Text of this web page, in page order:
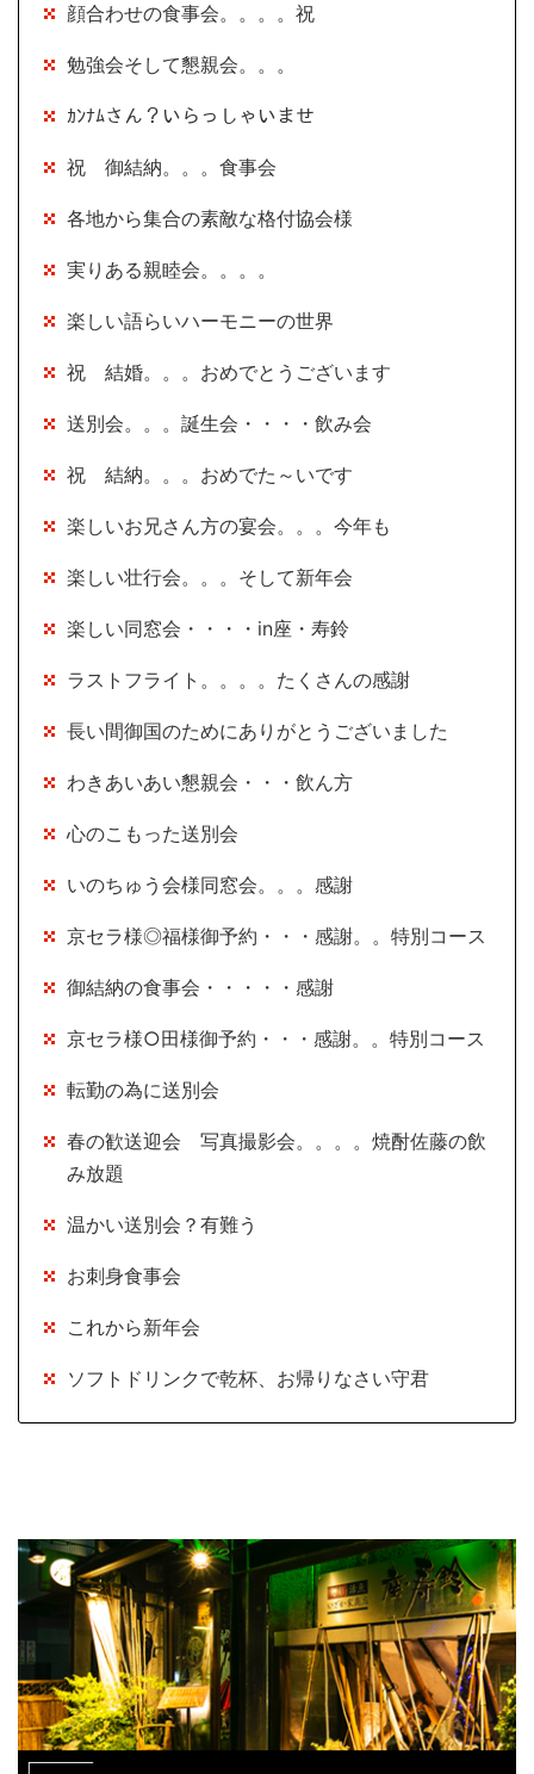
顔合わせの食事会。。。。祝
勉強会そして懇親会。。。
ｶﾝﾅﾑさん？いらっしゃいませ
祝 御結納。。。食事会
各地から集合の素敵な格付協会様
実りある親睦会。。。。
楽しい語らいハーモニーの世界
祝 結婚。。。おめでとうございます
送別会。。。誕生会・・・・飲み会
祝 結納。。。おめでた～いです
楽しいお兄さん方の宴会。。。今年も
楽しい壮行会。。。そして新年会
楽しい同窓会・・・・in座・寿鈴
ラストフライト。。。。たくさんの感謝
長い間御国のためにありがとうございました
わきあいあい懇親会・・・飲ん方
心のこもった送別会
いのちゅう会様同窓会。。。感謝
京セラ様◎福様御予約・・・感謝。。特別コース
御結納の食事会・・・・・感謝
京セラ様○田様御予約・・・感謝。。特別コース
転勤の為に送別会
春の歓送迎会 写真撮影会。。。。焼酎佐藤の飲
み放題
温かい送別会？有難う
お刺身食事会
これから新年会
ソフトドリンクで乾杯、お帰りなさい守君